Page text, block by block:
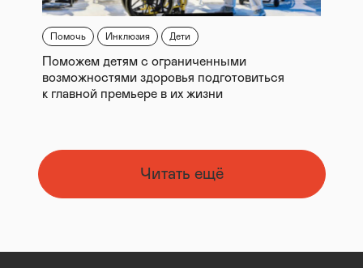
Помочь Инклюзия Дети
Поможем детям с ограниченными
возможностями здоровья подготовиться
к главной премьере в их жизни
Читать ещё